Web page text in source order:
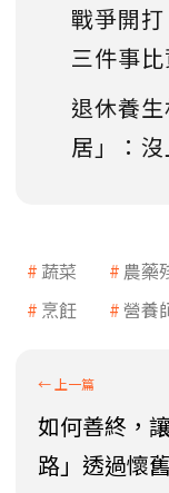
戰爭開
三件事
退休養
居」：
蔬菜 農藥
烹飪
營養
如何善終，
路」透過懷